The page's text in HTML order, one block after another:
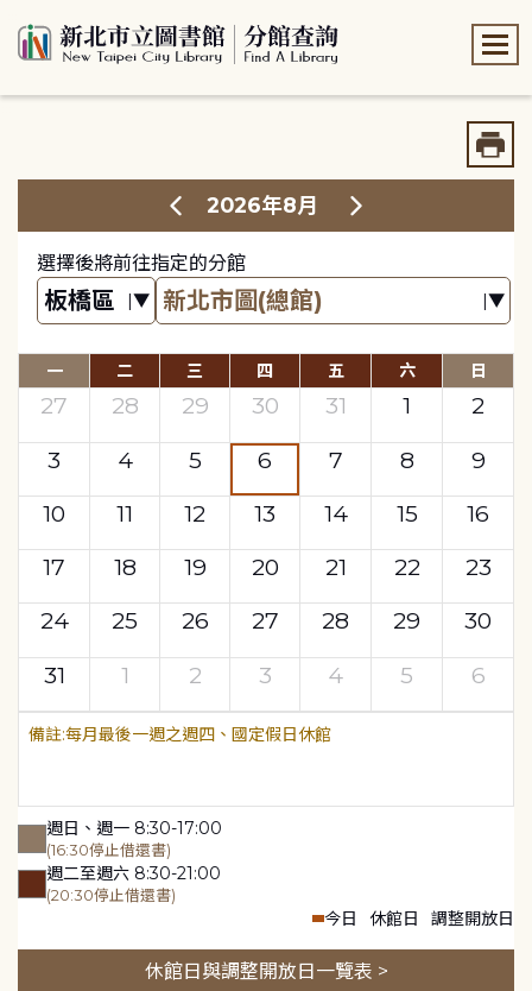
2026年8月
選擇後將前往指定的分館
一 二 三 四 五 六 日
27 28 29 30 31 1
2
3
4 5 6 7 8
9
10
11 12 13 14 15
16
17
18 19 20 21 22
23
24
25 26 27 28 29
30
31
1 2 3 4 5 6
每月最後一週之週四、國定假日休館
週日、週一 8:30-17:00
(16:30停止借還書)
週二至週六 8:30-21:00
(20:30停止借還書)
今日 休館日 調整開放日
休館日與調整開放日一覽表 >